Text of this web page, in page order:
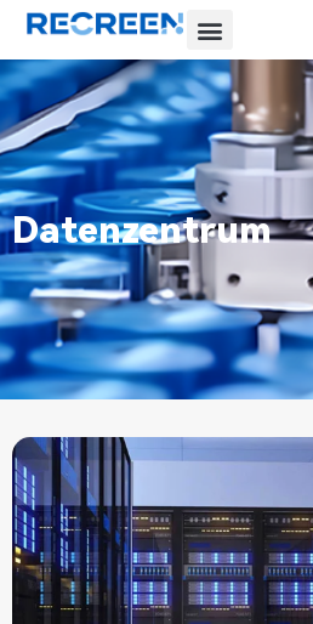
Datenzentrum